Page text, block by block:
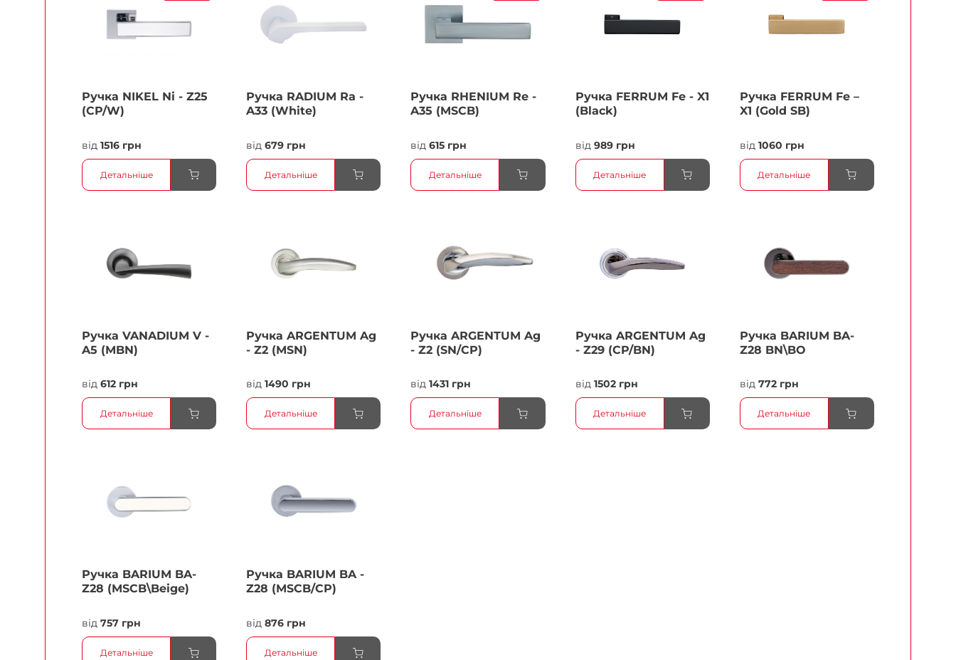
Ручка NIKEL Ni - Z25
(CP/W)
від 1516 грн
Детальніше
Ручка RADIUM Ra -
A33 (White)
від679 грн
Детальніше
Ручка RHENIUM Re -
A35 (MSCB)
від615 грн
Детальніше
Ручка FERRUМ Fe - X1
(Black)
від 989 грн
Детальніше
Ручка FERRUМ Fe –
X1 (Gold SB)
від 1060 грн
Детальніше
Ручка VANADIUM V -
A5 (MBN)
від 612 грн
Детальніше
Ручка ARGENTUM Ag
- Z2 (MSN)
від1490 грн
Детальніше
Ручка ARGENTUM Ag
- Z2 (SN/CP)
від1431 грн
Детальніше
Ручка ARGENTUM Ag
- Z29 (CP/BN)
від 1502 грн
Детальніше
Ручка BARIUM BA-
Z28 BN\BO
від 772 грн
Детальніше
Ручка BARIUM BA-
Z28 (MSCB\Beige)
від 757 грн
Детальніше
Ручка BARIUM BA -
Z28 (MSCB/CP)
від876 грн
Детальніше